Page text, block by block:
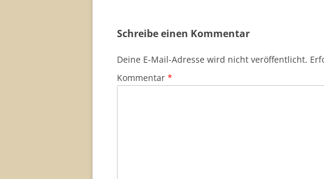
Schreibe einen Kommentar
Deine E-Mail-Adresse wird nicht veröffentlicht.
Kommentar *